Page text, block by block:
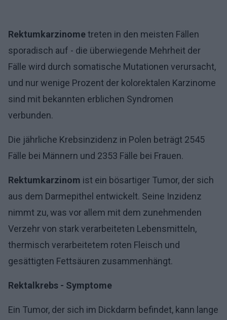
Rektumkarzinometreten in den meisten Fällen
sporadisch auf - die überwiegende Mehrheit der
Fälle wird durch somatische Mutationen verursacht,
und nur wenige Prozent der kolorektalen Karzinome
sind mit bekannten erblichen Syndromen
verbunden.
Die jährliche Krebsinzidenz in Polen beträgt 2545
Fälle bei Männern und 2353 Fälle bei Frauen.
Rektumkarzinom ist ein bösartiger Tumor, der sich
aus dem Darmepithel entwickelt. Seine Inzidenz
nimmt zu, was vor allem mit dem zunehmenden
Verzehr von stark verarbeiteten Lebensmitteln,
thermisch verarbeitetem roten Fleisch und
gesättigten Fettsäuren zusammenhängt.
Rektalkrebs - Symptome
Ein Tumor, der sich im Dickdarm befindet, kann lange